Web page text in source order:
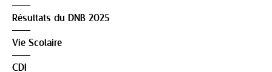
Résultats du DNB 2025
Vie Scolaire
CDI